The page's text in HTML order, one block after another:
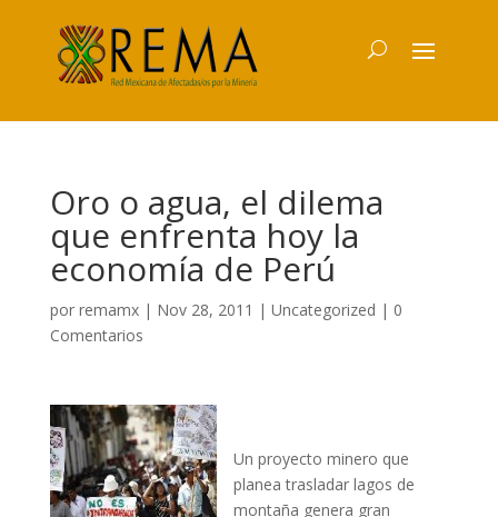
Oro o agua, el dilema
que enfrenta hoy la
economía de Perú
por remamx| Nov 28, 2011 | Uncategorized | 0
Comentarios
Un proyecto minero que
planea trasladar lagos de
montaña genera gran